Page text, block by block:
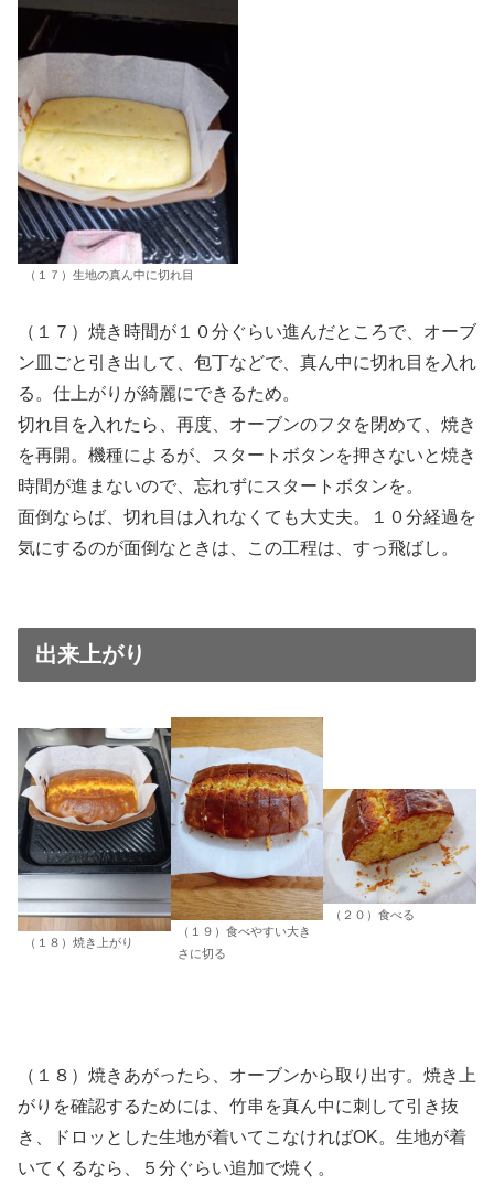
（１７）生地の真ん中に切れ目
（１７）焼き時間が１０分ぐらい進んだところで、オーブ
ン皿ごと引き出して、包丁などで、真ん中に切れ目を入れ
る。仕上がりが綺麗にできるため。
切れ目を入れたら、再度、オーブンのフタを閉めて、焼き
を再開。機種によるが、スタートボタンを押さないと焼き
時間が進まないので、忘れずにスタートボタンを。
面倒ならば、切れ目は入れなくても大丈夫。１０分経過を
気にするのが面倒なときは、この工程は、すっ飛ばし。
出来上がり
（１８）焼き上がり
（１９）食べやすい大き
さに切る
（２０）食べる
（１８）焼きあがったら、オーブンから取り出す。焼き上
がりを確認するためには、竹串を真ん中に刺して引き抜
き、ドロッとした生地が着いてこなければOK。生地が着
いてくるなら、５分ぐらい追加で焼く。